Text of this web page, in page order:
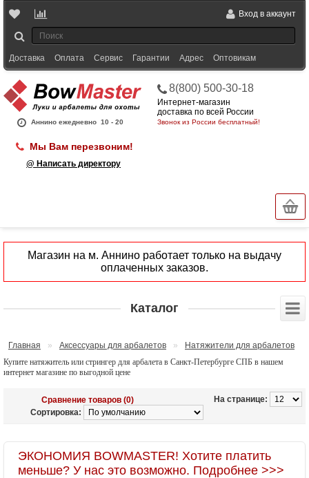
Вход в аккаунт
Доставка Оплата Сервис Гарантии Адрес Оптовикам
Аннино ежедневно 10 - 20
8(800) 500-30-18
Интернет-магазин
доставка по всей России
Звонок из России бесплатный!
Мы Вам перезвоним!
@ Написать директору
Магазин на м. Аннино работает только на выдачу
оплаченных заказов.
Каталог
Главная » Аксессуары для арбалетов »
Натяжители для арбалетов
Купите натяжитель или стрингер для арбалета в Санкт-Петербурге СПБ в нашем
интернет магазине по выгодной цене
На странице:
Сравнение товаров (0)
Сортировка:
ЭКОНОМИЯ BOWMASTER! Хотите платить
меньше? У нас это возможно. Подробнее >>>